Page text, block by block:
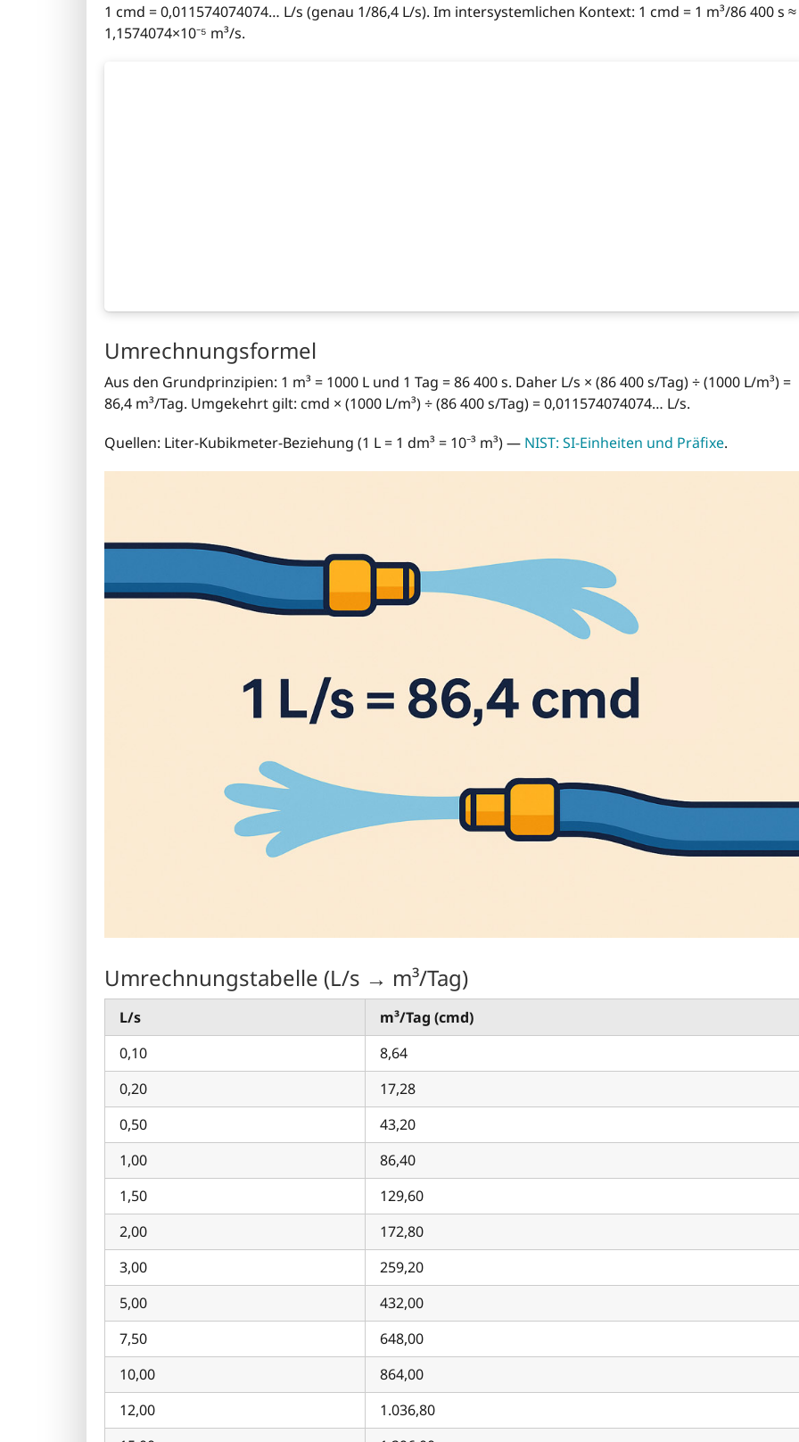
1 cmd = 0,011574074074… L/s (genau 1/86,4 L/s). Im intersystemlichen Kontext: 1 cmd = 1 m³/86 400 s ≈
1,1574074×10⁻⁵ m³/s.
Umrechnungsformel
Aus den Grundprinzipien: 1 m³ = 1000 L und 1 Tag = 86 400 s. Daher L/s × (86 400 s/Tag) ÷ (1000 L/m³) =
86,4 m³/Tag. Umgekehrt gilt: cmd × (1000 L/m³) ÷ (86 400 s/Tag) = 0,011574074074… L/s.
Quellen: Liter-Kubikmeter-Beziehung (1 L = 1 dm³ = 10⁻³ m³) — NIST: SI-Einheiten und Präfixe.
Umrechnungstabelle (L/s → m³/Tag)
L/s
m³/Tag (cmd)
0,10
8,64
0,20
17,28
0,50
43,20
1,00
86,40
1,50
129,60
2,00
172,80
3,00
259,20
5,00
432,00
7,50
648,00
10,00
864,00
12,00
1.036,80